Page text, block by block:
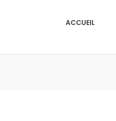
ACCUEIL